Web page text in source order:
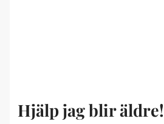
Hjälp jag blir äldre!